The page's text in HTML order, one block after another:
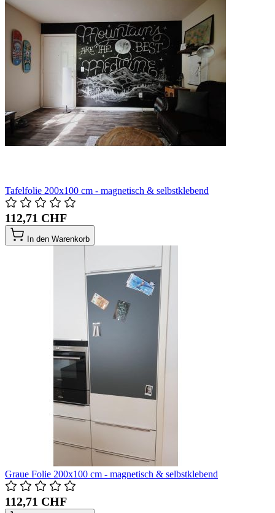
Tafelfolie 200x100 cm - magnetisch & selbstklebend
112,71 CHF
In den Warenkorb
Graue Folie 200x100 cm - magnetisch & selbstklebend
112,71 CHF